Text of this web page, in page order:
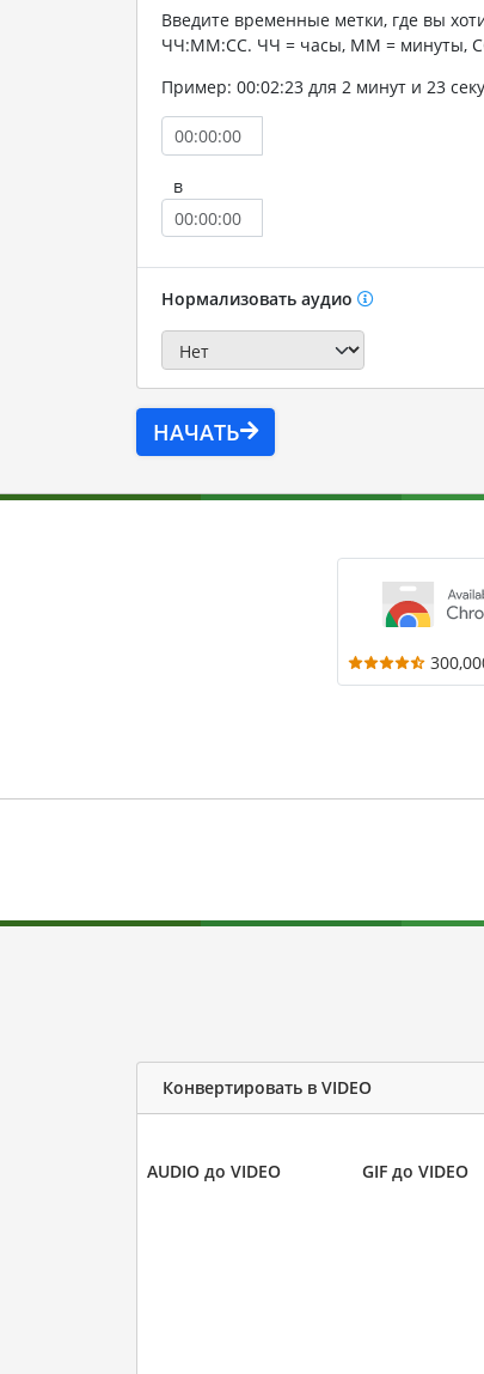
Введите временные метки, где вы
ЧЧ:ММ:СС. ЧЧ = часы, ММ = минуты,
Пример: 00:02:23 для 2 минут и 23
в
Нормализовать аудио
НАЧАТЬ
Конвертировать в VIDEO
AUDIO до VIDEO GIF до VIDEO